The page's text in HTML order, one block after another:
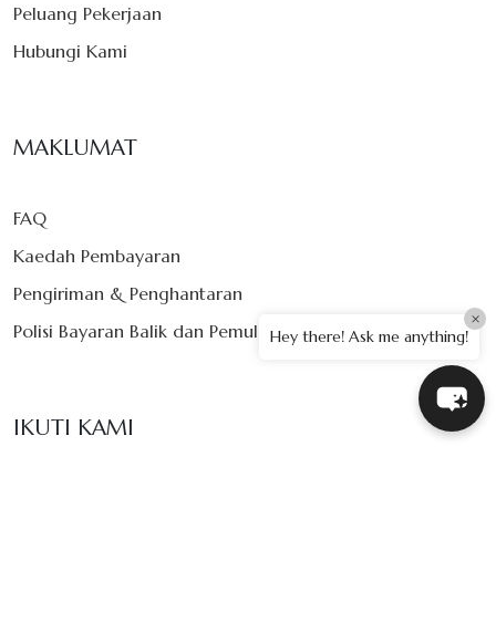
Peluang Pekerjaan
Hubungi Kami
MAKLUMAT
FAQ
Kaedah Pembayaran
Pengiriman & Penghantaran
Polisi Bayaran Balik dan Pemulangan
IKUTI KAMI
Hey there! Ask me anything!
×